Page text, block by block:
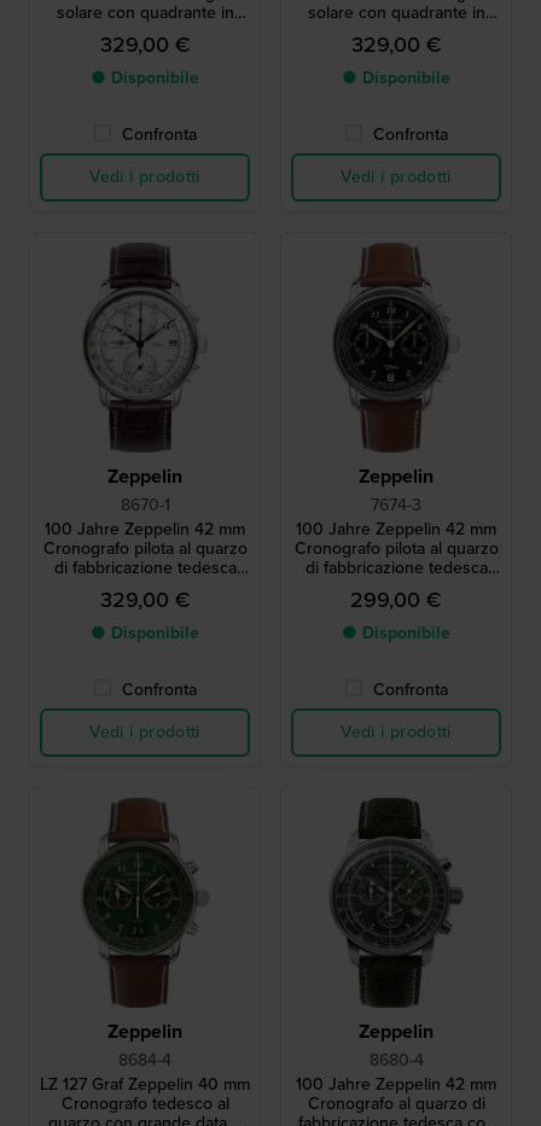
solare con quadrante in
biopolimero e cinturino in
pelle vegana
329,00 €
● Disponibile
Confronta
Vedi i prodotti
solare con quadrante in
biopolimero e cinturino in
pelle vegana
329,00 €
● Disponibile
Confronta
Vedi i prodotti
Zeppelin
8670-1
100 Jahre Zeppelin 42 mm
Cronografo pilota al quarzo
di fabbricazione tedesca
con data
329,00 €
● Disponibile
Confronta
Vedi i prodotti
Zeppelin
7674-3
100 Jahre Zeppelin 42 mm
Cronografo pilota al quarzo
di fabbricazione tedesca
con data
299,00 €
● Disponibile
Confronta
Vedi i prodotti
Zeppelin
8684-4
LZ 127 Graf Zeppelin 40 mm
Cronografo tedesco al
Zeppelin
8680-4
100 Jahre Zeppelin 42 mm
Cronografo al quarzo di